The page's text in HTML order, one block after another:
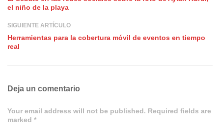
el niño de la playa
SIGUIENTE ARTÍCULO
Herramientas para la cobertura móvil de eventos en tiempo
real
Deja un comentario
Your email address will not be published. Required fields are
marked *